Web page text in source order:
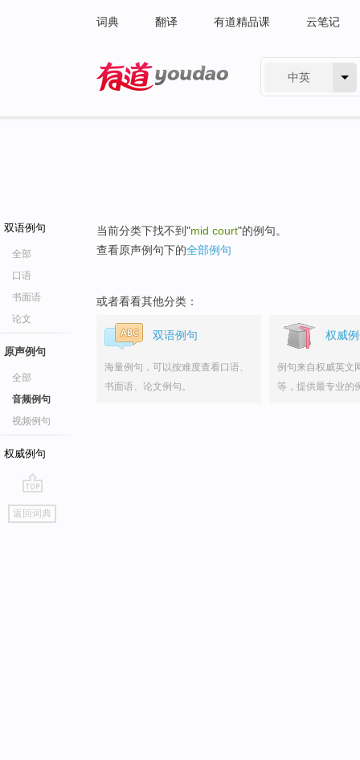
词典 翻译 有道精品课 云笔记
中英
双语例句
全部
口语
书面语
论文
原声例句
全部
音频例句
视频例句
权威例句
go
top
返回词典
当前分类下找不到"mid court"的例句。
查看原声例句下的全部例句
或者看看其他分类：
双语例句
海量例句，可以按难度查看口语、
书面语、论文例句。
权威
例句来自权威英文
等，提供最专业的